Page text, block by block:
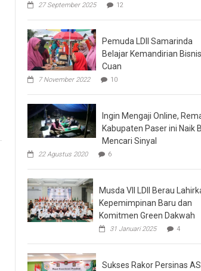
27 September 2025 12
Pemuda LDII Samarinda
Belajar Kemandirian Bisnis
Cuan
7 November 2022 10
Ingin Mengaji Online,
Kabupaten Paser ini Naik
Mencari Sinyal
22 Agustus 2020 6
Musda VII LDII Berau
Kepemimpinan Baru dan
Komitmen Green Dakwah
31 Januari 2025 4
Sukses Rakor Persinas